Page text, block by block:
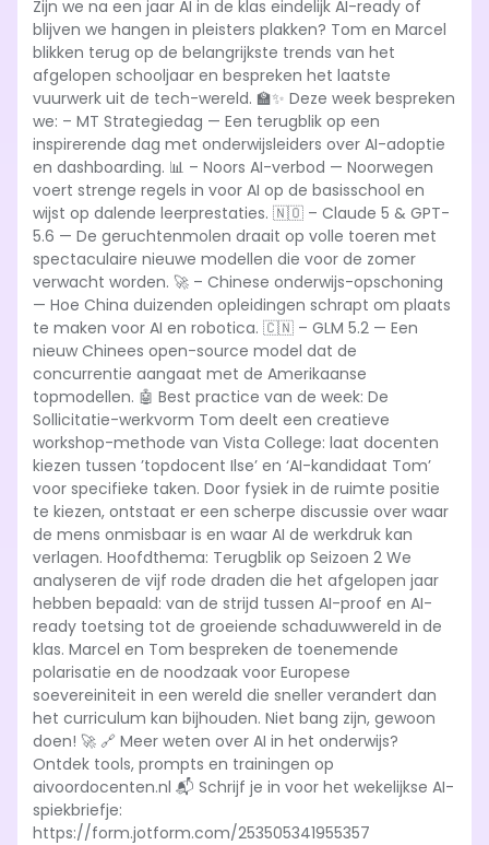
EMBED
Zijn we na een jaar AI in de klas eindelijk AI-ready of
blijven we hangen in pleisters plakken? Tom en Marcel
blikken terug op de belangrijkste trends van het
afgelopen schooljaar en bespreken het laatste
vuurwerk uit de tech-wereld. 🏫✨ Deze week bespreken
we: – MT Strategiedag — Een terugblik op een
inspirerende dag met onderwijsleiders over AI-adoptie
en dashboarding. 📊 – Noors AI-verbod — Noorwegen
voert strenge regels in voor AI op de basisschool en
wijst op dalende leerprestaties. 🇳🇴 – Claude 5 & GPT-
5.6 — De geruchtenmolen draait op volle toeren met
spectaculaire nieuwe modellen die voor de zomer
verwacht worden. 🚀 – Chinese onderwijs-opschoning
— Hoe China duizenden opleidingen schrapt om plaats
te maken voor AI en robotica. 🇨🇳 – GLM 5.2 — Een
nieuw Chinees open-source model dat de
concurrentie aangaat met de Amerikaanse
topmodellen. 🤖 Best practice van de week: De
Sollicitatie-werkvorm Tom deelt een creatieve
workshop-methode van Vista College: laat docenten
kiezen tussen ’topdocent Ilse’ en ‘AI-kandidaat Tom’
voor specifieke taken. Door fysiek in de ruimte positie
te kiezen, ontstaat er een scherpe discussie over waar
de mens onmisbaar is en waar AI de werkdruk kan
verlagen. Hoofdthema: Terugblik op Seizoen 2 We
analyseren de vijf rode draden die het afgelopen jaar
hebben bepaald: van de strijd tussen AI-proof en AI-
ready toetsing tot de groeiende schaduwwereld in de
klas. Marcel en Tom bespreken de toenemende
polarisatie en de noodzaak voor Europese
soevereiniteit in een wereld die sneller verandert dan
het curriculum kan bijhouden. Niet bang zijn, gewoon
doen! 🚀 🔗 Meer weten over AI in het onderwijs?
Ontdek tools, prompts en trainingen op
aivoordocenten.nl 📬 Schrijf je in voor het wekelijkse AI-
spiekbriefje:
https://form.jotform.com/253505341955357